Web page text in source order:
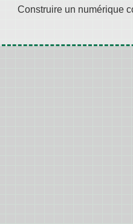
Construire un numérique